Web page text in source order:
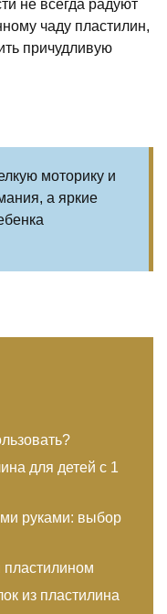
не всегда радуют
чаду пластилин,
причудливую
моторику и
а яркие
для детей с 1
руками: выбор
пластилином
из пластилина